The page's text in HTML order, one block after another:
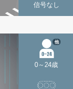
信号なし
0～24歳
他